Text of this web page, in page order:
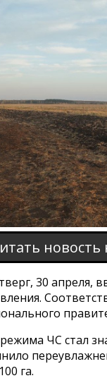
новость
30 апреля,
ЧС стал
га.